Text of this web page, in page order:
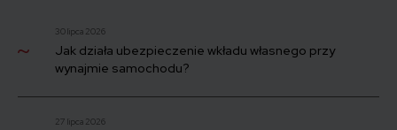
30 lipca 2026
Jak działa ubezpieczenie wkładu własnego przy
wynajmie samochodu?
27 lipca 2026